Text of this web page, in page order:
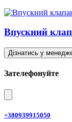
Впускний
Дізнатись у
Зателефонуйте
+380939915050